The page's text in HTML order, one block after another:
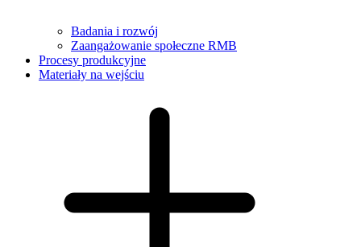
Badania i rozwój
Zaangażowanie społeczne RMB
Procesy produkcyjne
Materiały na wejściu